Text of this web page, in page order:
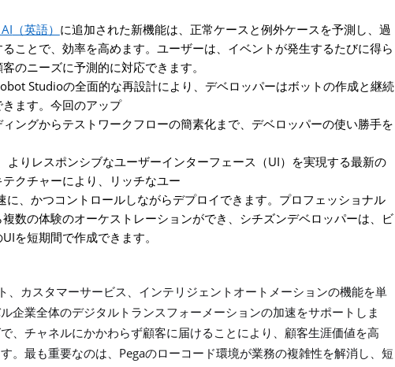
（英語） に追加された新機能は、正常ケースと例外ケースを予測し、過
ことで、効率を高めます。ユーザーは、イベントが発生するたびに得ら
のニーズに予測的に対応できます。
Studioの全面的な再設計により、デベロッパーはボットの作成と継続
ます。今回のアップ
ングからテストワークフローの簡素化まで、デベロッパーの使い勝手を
よりレスポンシブなユーザーインターフェース（UI）を実現する最新の
クチャーにより、リッチなユー
に、かつコントロールしながらデプロイできます。プロフェッショナル
数の体験のオーケストレーションができ、シチズンデベロッパーは、ビ
UIを短期間で作成できます。
、カスタマーサービス、インテリジェントオートメーションの機能を単
企業全体のデジタルトランスフォーメーションの加速をサポートしま
、チャネルにかかわらず顧客に届けることにより、顧客生涯価値を高
。最も重要なのは、 Pegaのローコード環境が業務の複雑性を解消し、短